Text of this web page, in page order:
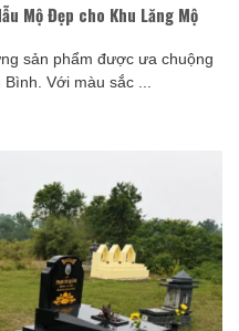
Mộ Đẹp cho Khu Lăng Mộ
sản phẩm được ưa chuộng
Với màu sắc ...